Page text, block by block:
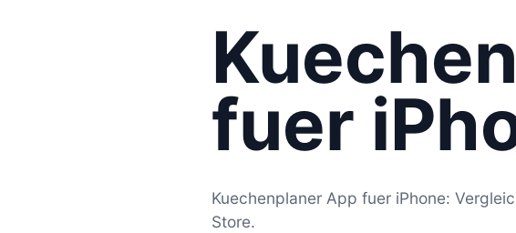
fuer
Kuechenplaner App fuer iPhone:
Store.